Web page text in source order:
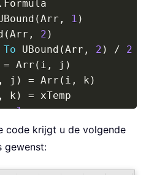
.
(Arr , 1 )
(Arr , 2 )
To UBound (Arr , 2 ) /
2
= Arr ( i , j )
, j ) = Arr ( i , k )
, k ) = xTemp
- 1
code krijgt u de volgende
gewenst: